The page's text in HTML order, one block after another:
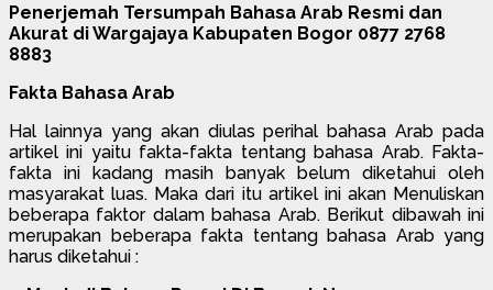
Penerjemah Tersumpah Bahasa Arab Resmi dan
Akurat di Wargajaya Kabupaten Bogor 0877 2768
8883
Fakta Bahasa Arab
Hal lainnya yang akan diulas perihal bahasa Arab pada
artikel ini yaitu fakta-fakta tentang bahasa Arab. Fakta-
fakta ini kadang masih banyak belum diketahui oleh
masyarakat luas. Maka dari itu artikel ini akan Menuliskan
beberapa faktor dalam bahasa Arab. Berikut dibawah ini
merupakan beberapa fakta tentang bahasa Arab yang
harus diketahui :